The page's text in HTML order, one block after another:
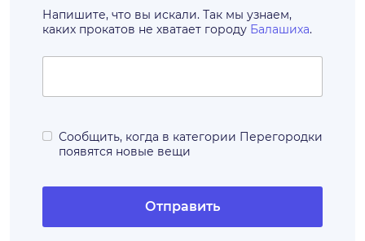
Напишите, что вы искали. Так мы узнаем,
каких прокатов не хватает городу Балашиха.
Сообщить, когда в категории Перегородки
появятся новые вещи
Отправить